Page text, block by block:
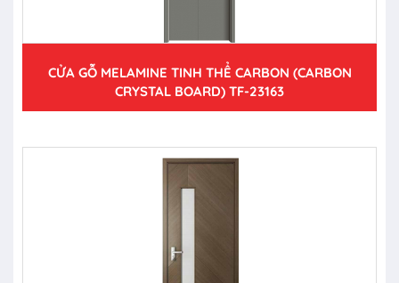
CỬA GỖ MELAMINE TINH THỂ CARBON (CARBON
CRYSTAL BOARD) TF-23163